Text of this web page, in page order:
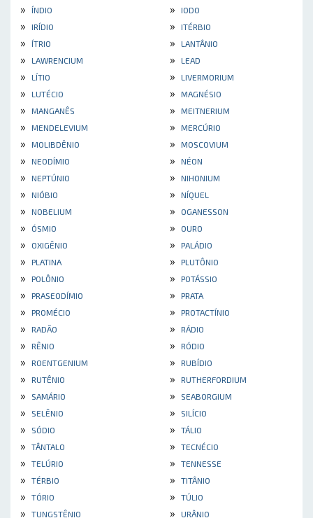
» ÍNDIO » IODO
» IRÍDIO » ITÉRBIO
» ÍTRIO » LANTÂNIO
» LAWRENCIUM » LEAD
» LÍTIO » LIVERMORIUM
» LUTÉCIO » MAGNÉSIO
» MANGANÊS » MEITNERIUM
» MENDELEVIUM » MERCÚRIO
» MOLIBDÊNIO » MOSCOVIUM
» NEODÍMIO » NÉON
» NEPTÚNIO » NIHONIUM
» NIÓBIO » NÍQUEL
» NOBELIUM » OGANESSON
» ÓSMIO » OURO
» OXIGÊNIO » PALÁDIO
» PLATINA » PLUTÔNIO
» POLÔNIO » POTÁSSIO
» PRASEODÍMIO » PRATA
» PROMÉCIO » PROTACTÍNIO
» RADÃO » RÁDIO
» RÊNIO » RÓDIO
» ROENTGENIUM » RUBÍDIO
» RUTÊNIO » RUTHERFORDIUM
» SAMÁRIO » SEABORGIUM
» SELÊNIO » SILÍCIO
» SÓDIO » TÁLIO
» TÂNTALO » TECNÉCIO
» TELÚRIO » TENNESSE
» TÉRBIO » TITÂNIO
» TÓRIO » TÚLIO
» TUNGSTÊNIO » URÂNIO